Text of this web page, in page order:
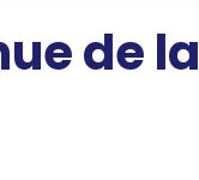
de la